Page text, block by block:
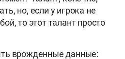
но, если у игрока не
то этот талант просто
врожденные данные: